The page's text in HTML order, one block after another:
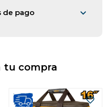
de pago
tu compra